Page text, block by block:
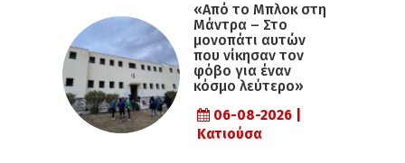
«Από το Μπλοκ στη
Μάντρα – Στο
μονοπάτι αυτών
που νίκησαν τον
φόβο για έναν
κόσμο λεύτερο»
06-08-2026 |
Κατιούσα